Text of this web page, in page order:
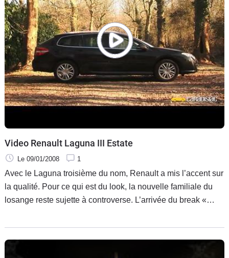
Video Renault Laguna III Estate
Le 09/01/2008 1
Avec le Laguna troisième du nom, Renault a mis l’accent sur
la qualité. Pour ce qui est du look, la nouvelle familiale du
losange reste sujette à controverse. L’arrivée du break «
réfractaires.